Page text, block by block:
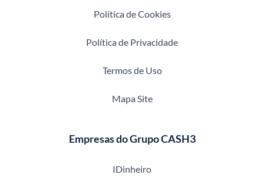
Política de Cookies
Política de Privacidade
Termos de Uso
Mapa Site
Empresas do Grupo CASH3
IDinheiro